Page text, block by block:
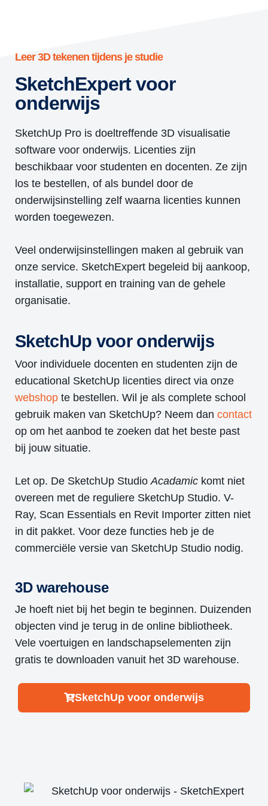
Leer 3D tekenen tijdens je studie
SketchExpert voor
onderwijs
SketchUp Pro is doeltreffende 3D visualisatie
software voor onderwijs. Licenties zijn
beschikbaar voor studenten en docenten. Ze zijn
los te bestellen, of als bundel door de
onderwijsinstelling zelf waarna licenties kunnen
worden toegewezen.
Veel onderwijsinstellingen maken al gebruik van
onze service. SketchExpert begeleid bij aankoop,
installatie, support en training van de gehele
organisatie.
SketchUp voor onderwijs
Voor individuele docenten en studenten zijn de
educational SketchUp licenties direct via onze
webshop te bestellen. Wil je als complete school
gebruik maken van SketchUp? Neem dan contact
op om het aanbod te zoeken dat het beste past
bij jouw situatie.
Let op. De SketchUp StudioAcadamic komt niet
overeen met de reguliere SketchUp Studio. V-
Ray, Scan Essentials en Revit Importer zitten niet
in dit pakket. Voor deze functies heb je de
commerciële versie van SketchUp Studio nodig.
3D warehouse
Je hoeft niet bij het begin te beginnen. Duizenden
objecten vind je terug in de online bibliotheek.
Vele voertuigen en landschapselementen zijn
gratis te downloaden vanuit het 3D warehouse.
SketchUp voor onderwijs